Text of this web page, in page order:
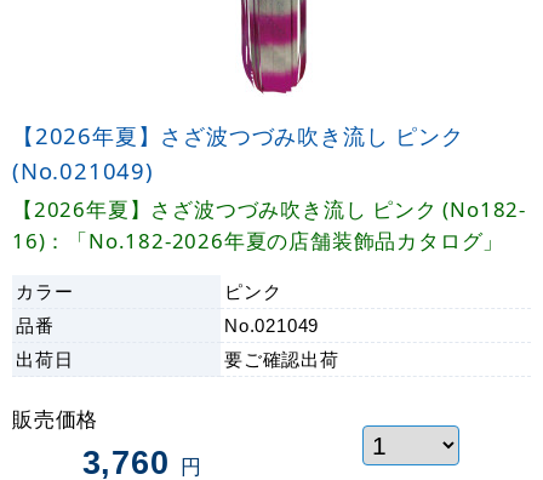
【2026年夏】さざ波つづみ吹き流し ピンク
(No.021049)
【2026年夏】さざ波つづみ吹き流し ピンク (No182-
16)：「No.182-2026年夏の店舗装飾品カタログ」
カラー
ピンク
品番
No.021049
出荷日 要ご確認出荷
販売価格
3,760 円